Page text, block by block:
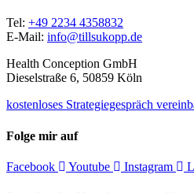
Tel: +49 2234 4358832
E-Mail: info@tillsukopp.de
Health Conception GmbH
Dieselstraße 6, 50859 Köln
kostenloses Strategiegespräch
Folge mir auf
Facebook Youtube Instagram